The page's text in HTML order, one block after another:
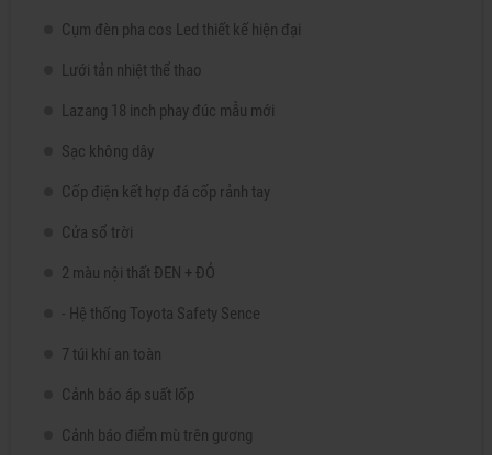
Cụm đèn pha cos Led thiết kế hiện đại
Lưới tản nhiệt thể thao
Lazang 18 inch phay đúc mẫu mới
Sạc không dây
Cốp điện kết hợp đá cốp rảnh tay
Cửa sổ trời
2 màu nội thất ĐEN + ĐỎ
- Hệ thống Toyota Safety Sence
7 túi khí an toàn
Cảnh báo áp suất lốp
Cảnh báo điểm mù trên gương